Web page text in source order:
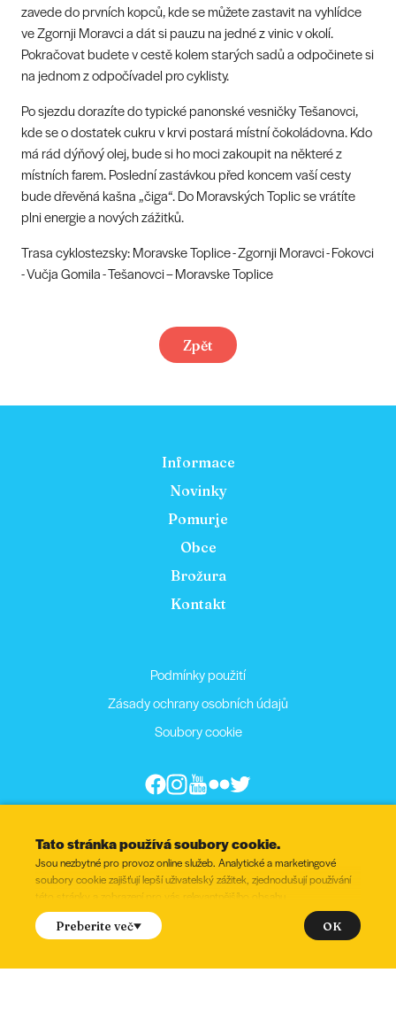
zavede do prvních kopců, kde se můžete zastavit na vyhlídce
ve Zgornji Moravci a dát si pauzu na jedné z vinic v okolí.
Pokračovat budete v cestě kolem starých sadů a odpočinete si
na jednom z odpočívadel pro cyklisty.
Po sjezdu dorazíte do typické panonské vesničky Tešanovci,
kde se o dostatek cukru v krvi postará místní čokoládovna. Kdo
má rád dýňový olej, bude si ho moci zakoupit na některé z
místních farem. Poslední zastávkou před koncem vaší cesty
bude dřevěná kašna „čiga“. Do Moravských Toplic se vrátíte
plni energie a nových zážitků.
Trasa cyklostezsky: Moravske Toplice - Zgornji Moravci - Fokovci
- Vučja Gomila - Tešanovci – Moravske Toplice
Zpět
Informace
Novinky
Pomurje
Obce
Brožura
Kontakt
Podmínky použití
Zásady ochrany osobních údajů
Soubory cookie
Tato stránka používá soubory cookie.
Jsou nezbytné pro provoz online služeb. Analytické a marketingové
soubory cookie zajišťují lepší uživatelský zážitek, zjednodušují používání
této stránky a zobrazení pro vás relevantnějšího obsahu.
uhlasíte s nastavením následujících souborů cookie?
Zaškrtněte
Preberite več OK